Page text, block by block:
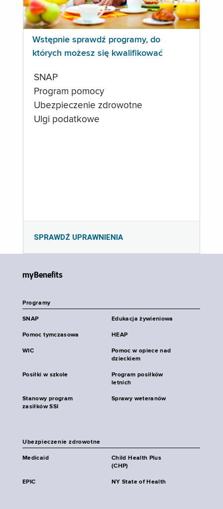
Wstępnie sprawdź programy, do
których możesz się kwalifikować
SNAP
Program pomocy
Ubezpieczenie zdrowotne
Ulgi podatkowe
SPRAWDŹ UPRAWNIENIA
myBenefits
Programy
SNAP Edukacja żywieniowa
Pomoc tymczasowa HEAP
WIC
Pomoc w opiece nad
dzieckiem
Posiłki w szkole
Program posiłków
letnich
Stanowy program
zasiłków SSI
Sprawy weteranów
Ubezpieczenie zdrowotne
Medicaid
Child Health Plus
(CHP)
EPIC NY State of Health